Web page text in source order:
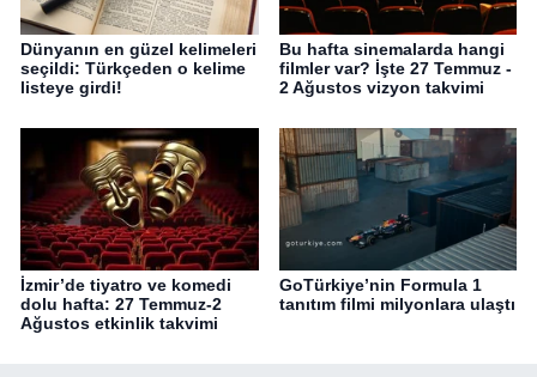
Dünyanın en güzel kelimeleri
seçildi: Türkçeden o kelime
listeye girdi!
Bu hafta sinemalarda hangi
filmler var? İşte 27 Temmuz -
2 Ağustos vizyon takvimi
İzmir’de tiyatro ve komedi
dolu hafta: 27 Temmuz-2
Ağustos etkinlik takvimi
GoTürkiye’nin Formula 1
tanıtım filmi milyonlara ulaştı